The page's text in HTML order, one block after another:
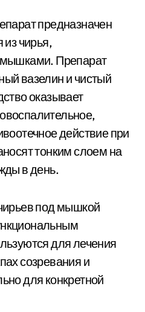
предназначен
из чирья,
Препарат
вазелин и чистый
оказывает
действие при
тонким слоем на
в день.
под мышкой
для лечения
созревания и
для конкретной